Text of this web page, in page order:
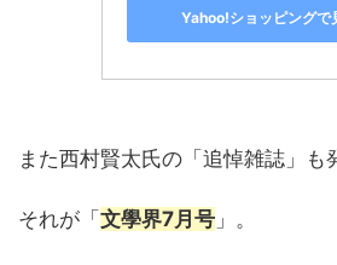
Yahoo!ショッピングで
また西村賢太氏の「追悼雑誌」も
それが「文學界7月号 」。